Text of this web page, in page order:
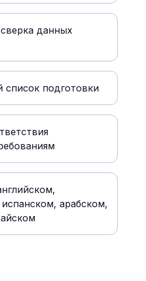
данных
список подготовки
арабском,